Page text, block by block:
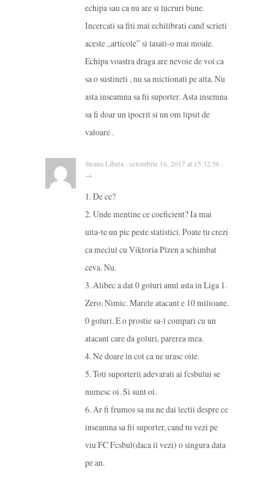
echipa sau ca nu are si lucruri bune.
Incercati sa fiti mai echilibrati cand scrieti
aceste „articole” si lasati-o mai moale.
Echipa voastra draga are nevoie de voi ca
sa o sustineti , nu sa mictionati pe alta. Nu
asta inseamna sa fii suporter. Asta insemna
sa fi doar un ipocrit si un om lipsit de
valoare .
Steaua Libera · octombrie 16, 2017 at 15:32:56 ·
→
1. De ce?
2. Unde mentine ce coeficient? Ia mai
uita-te un pic peste statistici. Poate tu crezi
ca meciul cu Viktoria Plzen a schimbat
ceva. Nu.
3. Alibec a dat 0 goluri anul asta in Liga 1.
Zero. Nimic. Marele atacant e 10 milioane.
0 goluri. E o prostie sa-l compari cu un
atacant care da goluri, parerea mea.
4. Ne doare in cot ca ne urasc oile.
5. Toti suporterii adevarati ai fcsbului se
numesc oi. Si sunt oi.
6. Ar fi frumos sa nu ne dai lectii despre ce
inseamna sa fii suporter, cand tu vezi pe
viu FC Fcsbul(daca il vezi) o singura data
pe an.